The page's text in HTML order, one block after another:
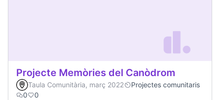
Projecte Memòries del Canòdrom
Taula Comunitària, març 2022
Projectes comunitaris
0
0